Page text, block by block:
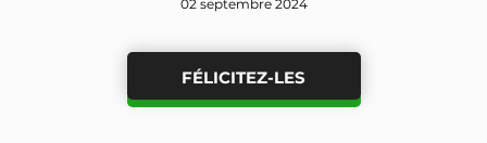
02 septembre 2024
FÉLICITEZ-LES